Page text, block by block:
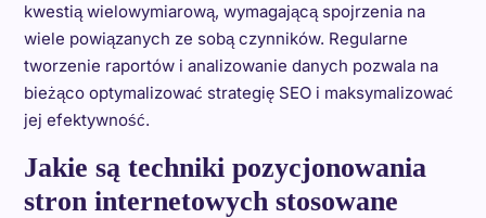
kwestią wielowymiarową, wymagającą spojrzenia na
wiele powiązanych ze sobą czynników. Regularne
tworzenie raportów i analizowanie danych pozwala na
bieżąco optymalizować strategię SEO i maksymalizować
jej efektywność.
Jakie są techniki pozycjonowania
stron internetowych stosowane